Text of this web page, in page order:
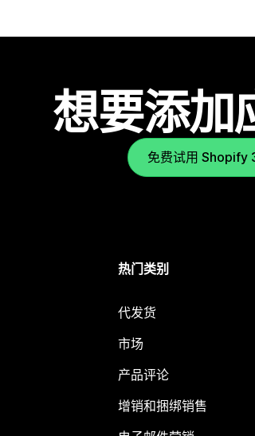
想要添加
免费试用 Shopify
热门类别
代发货
市场
产品评论
增销和捆绑销售